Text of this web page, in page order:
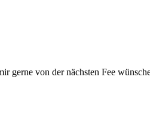
gerne von der nächsten Fee